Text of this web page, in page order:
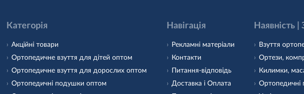
Категорія
Акційні товари
Ортопедичне взуття для дітей оптом
Ортопедичне взуття для дорослих оптом
Ортопедичні подушки оптом
Навігація
Рекламні матеріали
Контакти
Питання-відповідь
Доставка і Оплата
Наявність
Взуття
Ортези,
Килимки,
Ортопедичні